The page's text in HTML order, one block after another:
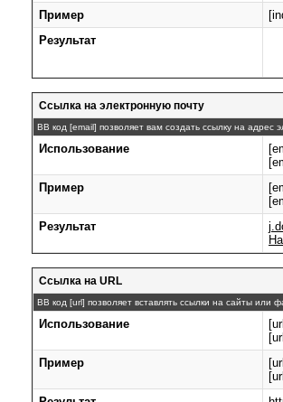
Пример
Результат
Ссылка на электронную почту
BB код [email] позволяет вам создать ссылку на
Использование
Пример
Результат
Ссылка на URL
BB код [url] позволяет вставлять ссылки на сайты или
Использование
Пример